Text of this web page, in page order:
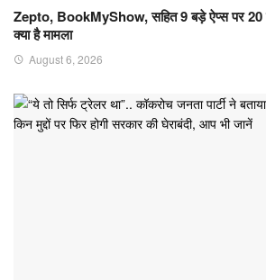
Zepto, BookMyShow, सहित 9 बड़े ऐप्स पर 20
क्या है मामला
August 6, 2026